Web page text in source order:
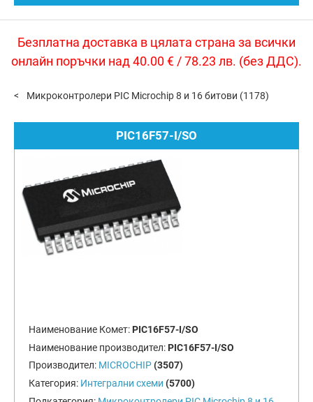
Безплатна доставка в цялата страна за всички
онлайн поръчки над 40.00 € / 78.23 лв. (без ДДС).
Микроконтролери PIC Microchip 8 и 16 битови (1178)
PIC16F57-I/SO
Наименование Комет: PIC16F57-I/SO
Наименование производител: PIC16F57-I/SO
Производител: MICROCHIP (3507)
Категория: Интегрални схеми (5700)